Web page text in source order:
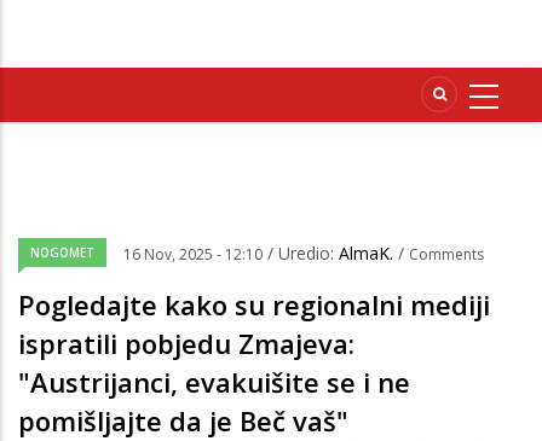
NOGOMET 16 Nov, 2025 - 12:10 / Uredio: AlmaK. / Comments
Pogledajte kako su regionalni mediji
ispratili pobjedu Zmajeva:
"Austrijanci, evakuišite se i ne
pomišljajte da je Beč vaš"